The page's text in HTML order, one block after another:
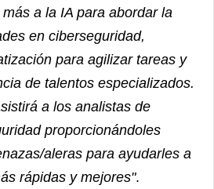
a la IA para abordar la
en ciberseguridad,
para agilizar tareas y
de talentos especializados.
a los analistas de
proporcionándoles
aleras para ayudarles a
rápidas y mejores".